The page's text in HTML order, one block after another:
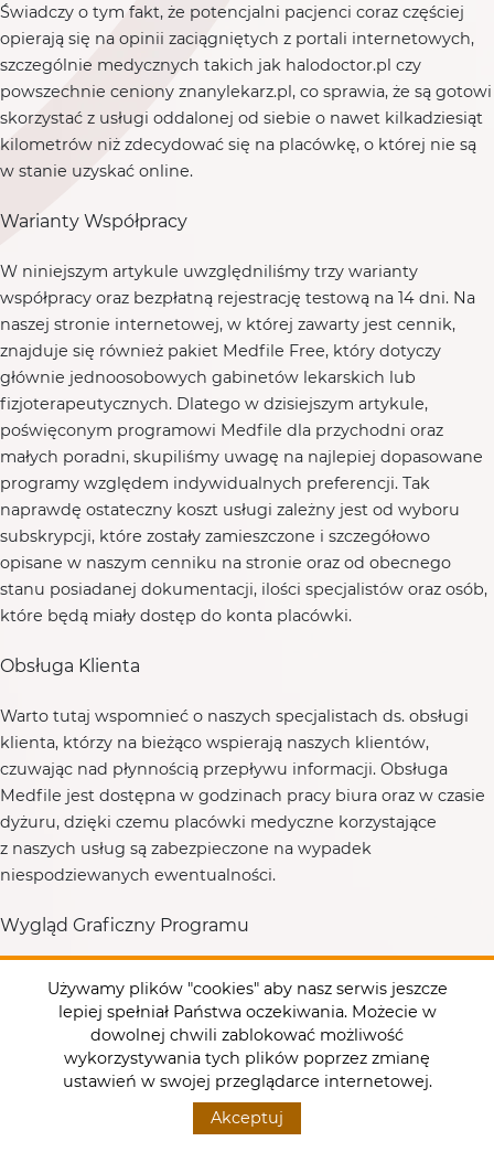
Używamy plików "cookies" aby nasz serwis jeszcze
lepiej spełniał Państwa oczekiwania. Możecie w
dowolnej chwili zablokować możliwość
wykorzystywania tych plików poprzez zmianę
ustawień w swojej przeglądarce internetowej.
Akceptuj
Świadczy o tym fakt, że potencjalni pacjenci coraz częściej
opierają się na opinii zaciągniętych z portali internetowych,
szczególnie medycznych takich jak halodoctor.pl czy
powszechnie ceniony znanylekarz.pl, co sprawia, że są gotowi
skorzystać z usługi oddalonej od siebie o nawet kilkadziesiąt
kilometrów niż zdecydować się na placówkę, o której nie są
w stanie uzyskać online.
Warianty Współpracy
W niniejszym artykule uwzględniliśmy trzy warianty
współpracy oraz bezpłatną rejestrację testową na 14 dni. Na
naszej stronie internetowej, w której zawarty jest cennik,
znajduje się również pakiet Medfile Free, który dotyczy
głównie jednoosobowych gabinetów lekarskich lub
fizjoterapeutycznych. Dlatego w dzisiejszym artykule,
poświęconym programowi Medfile dla przychodni oraz
małych poradni, skupiliśmy uwagę na najlepiej dopasowane
programy względem indywidualnych preferencji. Tak
naprawdę ostateczny koszt usługi zależny jest od wyboru
subskrypcji, które zostały zamieszczone i szczegółowo
opisane w naszym cenniku na stronie oraz od obecnego
stanu posiadanej dokumentacji, ilości specjalistów oraz osób,
które będą miały dostęp do konta placówki.
Obsługa Klienta
Warto tutaj wspomnieć o naszych specjalistach ds. obsługi
klienta, którzy na bieżąco wspierają naszych klientów,
czuwając nad płynnością przepływu informacji. Obsługa
Medfile jest dostępna w godzinach pracy biura oraz w czasie
dyżuru, dzięki czemu placówki medyczne korzystające
z naszych usług są zabezpieczone na wypadek
niespodziewanych ewentualności.
Wygląd Graficzny Programu
wyglądzie graficznym i przyjaznym zastosowaniu programu.
Warto wspomnieć, że program Medfile poza
funkcjonalnością jest bardzo atrakcyjny graficznie. Przejrzysty
interfejs sprawia, że każdy użytkownik jest w stanie szybko
odnaleźć interesujące go frazy. Program szybko aktualizuje
zmiany, dzięki czemu możemy na bieżąco wstawiać kolejne